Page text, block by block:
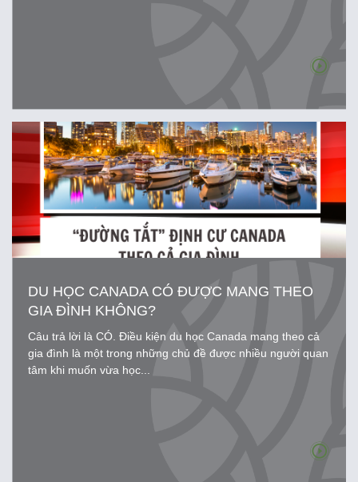
DU HỌC CANADA CÓ ĐƯỢC MANG THEO
GIA ĐÌNH KHÔNG?
Câu trả lời là CÓ. Điều kiện du học Canada mang theo cả
gia đình là một trong những chủ đề được nhiều người quan
tâm khi muốn vừa học...